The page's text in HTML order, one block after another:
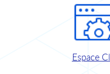
Espace